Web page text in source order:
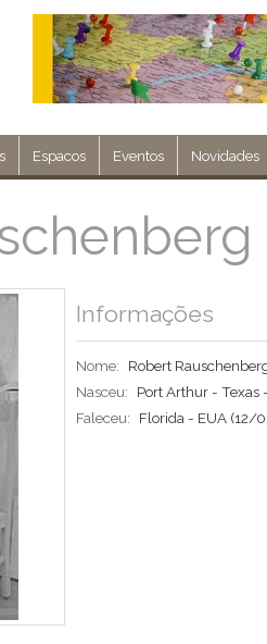
Espacos Eventos Novidades
Informações
Nome:
Robert
Nasceu:
Port Arthur - Texas
Faleceu:
Florida - EUA (12/